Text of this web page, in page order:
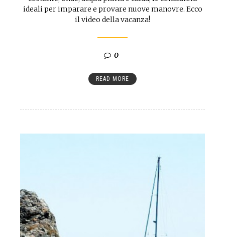
ideali per imparare e provare nuove manovre. Ecco
il video della vacanza!
0
READ MORE